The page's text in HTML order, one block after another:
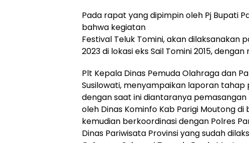
Pada rapat yang dipimpin oleh Pj Bupati
bahwa kegiatan
Festival Teluk Tomini, akan dilaksanakan
2023 di lokasi eks Sail Tomini 2015,
Plt Kepala Dinas Pemuda Olahraga dan
Susilowati, menyampaikan laporan
dengan saat ini diantaranya
oleh Dinas Kominfo Kab Parigi Moutong
kemudian berkoordinasi dengan Polres
Dinas Pariwisata Provinsi yang sudah